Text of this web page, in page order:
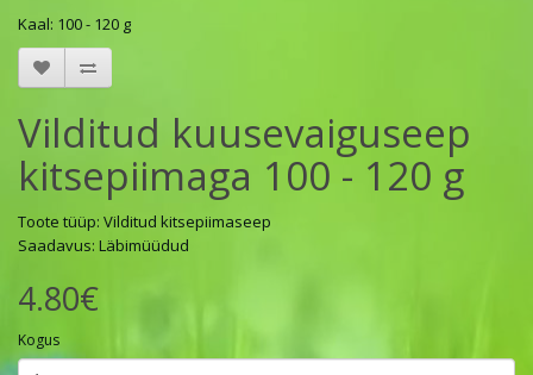
Kaal: 100 - 120 g
Vilditud kuusevaiguseep
kitsepiimaga 100 - 120 g
Toote tüüp: Vilditud kitsepiimaseep
Saadavus: Läbimüüdud
4.80€
Kogus